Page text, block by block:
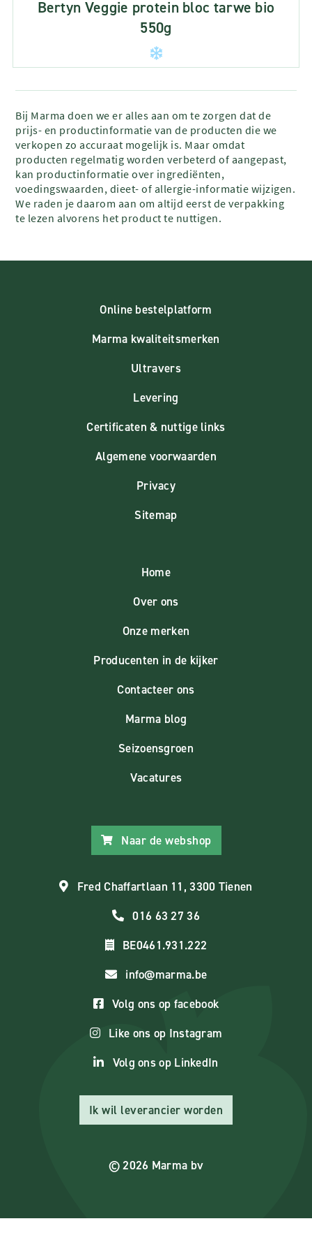
Bertyn Veggie protein bloc tarwe bio
550g
Bij Marma doen we er alles aan om te zorgen dat de
prijs- en productinformatie van de producten die we
verkopen zo accuraat mogelijk is. Maar omdat
producten regelmatig worden verbeterd of aangepast,
kan productinformatie over ingrediënten,
voedingswaarden, dieet- of allergie-informatie wijzigen.
We raden je daarom aan om altijd eerst de verpakking
te lezen alvorens het product te nuttigen.
Online bestelplatform
Marma kwaliteitsmerken
Ultravers
Levering
Certificaten & nuttige links
Algemene voorwaarden
Privacy
Sitemap
Home
Over ons
Onze merken
Producenten in de kijker
Contacteer ons
Marma blog
Seizoensgroen
Vacatures
Naar de webshop
Fred Chaffartlaan 11, 3300 Tienen
016 63 27 36
BE0461.931.222
info@marma.be
Volg ons op facebook
Like ons op Instagram
Volg ons op LinkedIn
Ik wil leverancier worden
© 2026 Marma bv